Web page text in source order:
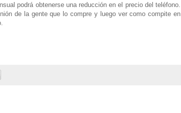
podrá obtenerse una reducción en el precio del teléfono.
de la gente que lo compre y luego ver como compite en